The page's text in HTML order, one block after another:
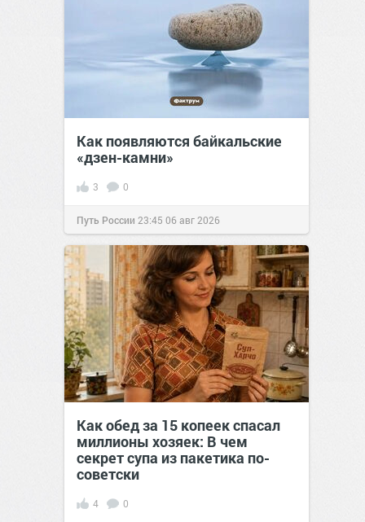
Как появляются байкальские
«дзен-камни»
3 0
Путь России 23:45 06 авг 2026
Как обед за 15 копеек спасал
миллионы хозяек: В чем
секрет супа из пакетика по-
советски
4 0